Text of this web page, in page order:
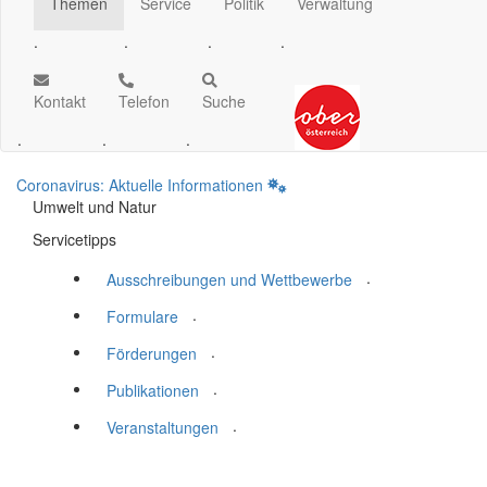
.
.
.
.
Kontakt
.
Telefon
.
Suche
.
Coronavirus: Aktuelle Informationen
Umwelt und Natur
Servicetipps
Ausschreibungen und Wettbewerbe
.
Formulare
.
Förderungen
.
Publikationen
.
Veranstaltungen
.